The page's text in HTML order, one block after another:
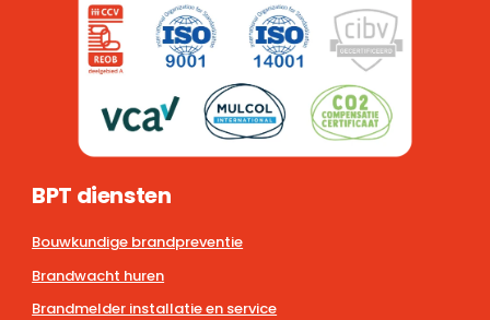
BPT diensten
Bouwkundige brandpreventie
Brandwacht huren
Brandmelder installatie en service